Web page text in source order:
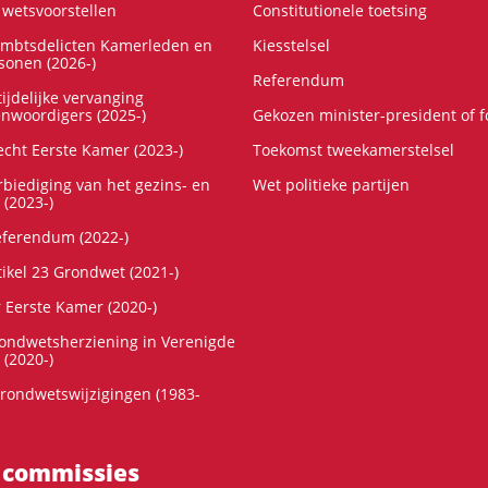
Kamerleden en
(2026-)
vervanging
(2025-)
Eerste Kamer (2023-)
van het gezins- en
)
(2022-)
23 Grondwet (2021-)
Kamer (2020-)
in Verenigde
)
(1983-
Constitutionele toetsing
Kiesstelsel
Referendum
Gekozen minister-president of
Toekomst tweekamerstelsel
Wet politieke partijen